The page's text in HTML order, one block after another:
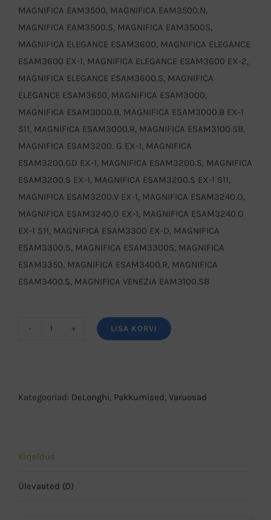
MAGNIFICA EAM3500, MAGNIFICA EAM3500.N,
MAGNIFICA EAM3500.S, MAGNIFICA EAM3500S,
MAGNIFICA ELEGANCE ESAM3600, MAGNIFICA ELEGANCE
ESAM3600 EX-1, MAGNIFICA ELEGANCE ESAM3600 EX-2,
MAGNIFICA ELEGANCE ESAM3600.S, MAGNIFICA
ELEGANCE ESAM3650, MAGNIFICA ESAM3000,
MAGNIFICA ESAM3000.B, MAGNIFICA ESAM3000.B EX-1
S11, MAGNIFICA ESAM3000.R, MAGNIFICA ESAM3100.SB,
MAGNIFICA ESAM3200. G EX-1, MAGNIFICA
ESAM3200.GD EX-1, MAGNIFICA ESAM3200.S, MAGNIFICA
ESAM3200.S EX-1, MAGNIFICA ESAM3200.S EX-1 S11,
MAGNIFICA ESAM3200.V EX-1, MAGNIFICA ESAM3240.O,
MAGNIFICA ESAM3240.O EX-1, MAGNIFICA ESAM3240.O
EX-1 S11, MAGNIFICA ESAM3300 EX-D, MAGNIFICA
ESAM3300.S, MAGNIFICA ESAM3300S, MAGNIFICA
ESAM3350, MAGNIFICA ESAM3400.R, MAGNIFICA
ESAM3400.S, MAGNIFICA VENEZIA EAM3100.SB
LISA KORVI
Kategooriad: DeLonghi, Pakkumised, Varuosad
Kirjeldus
Ülevaated (0)